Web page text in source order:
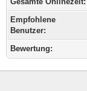
Empfohlene
Benutzer:
Bewertung: